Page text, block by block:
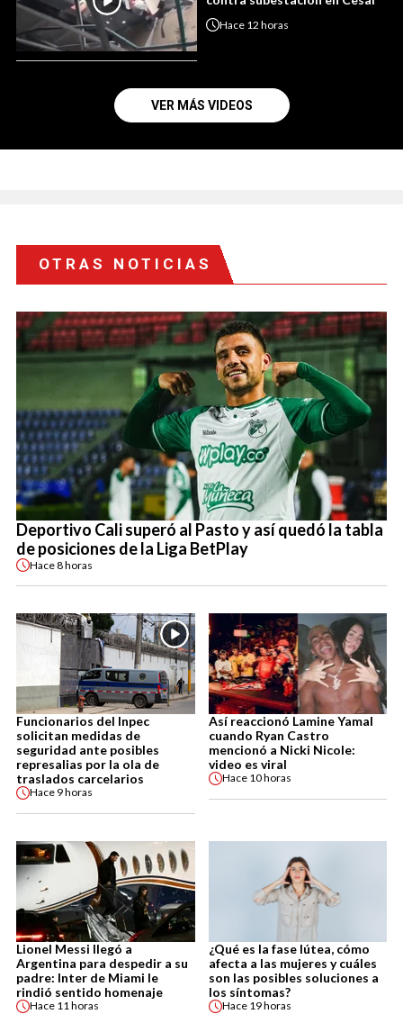
Hace 12 horas
VER MÁS VIDEOS
OTRAS NOTICIAS
Deportivo Cali superó al Pasto y así quedó la tabla
de posiciones de la Liga BetPlay
Hace8 horas
Funcionarios del Inpec
solicitan medidas de
seguridad ante posibles
represalias por la ola de
traslados carcelarios
Hace 9 horas
Así reaccionó Lamine Yamal
cuando Ryan Castro
mencionó a Nicki Nicole:
video es viral
Hace 10 horas
Lionel Messi llegó a
Argentina para despedir a su
padre: Inter de Miami le
rindió sentido homenaje
Hace 11 horas
¿Qué es la fase lútea, cómo
afecta a las mujeres y cuáles
son las posibles soluciones a
los síntomas?
Hace 19 horas